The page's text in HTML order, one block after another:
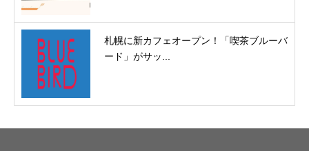
札幌に新カフェオープン！「喫茶ブルーバ
ード」がサッ...